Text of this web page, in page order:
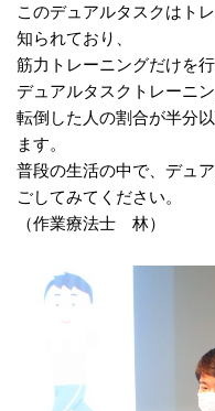
このデュアルタスクはト
知られており、
筋力トレーニングだけを
デュアルタスクトレーニ
転倒した人の割合が半分
ます。
普段の生活の中で、デュ
ごしてみてください。
（作業療法士 林）